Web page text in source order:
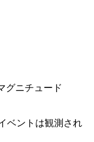
グニチュード
ベントは観測され